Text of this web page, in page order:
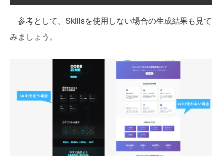
参考として、Skillsを使用しない場合の生成結果も見て
みましょう。